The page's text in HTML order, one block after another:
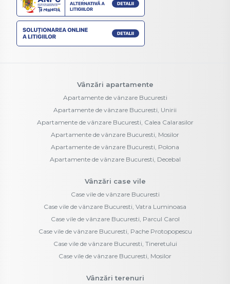
Vânzări apartamente
Apartamente de vânzare Bucuresti
Apartamente de vânzare Bucuresti, Unirii
Apartamente de vânzare Bucuresti, Calea Calarasilor
Apartamente de vânzare Bucuresti, Mosilor
Apartamente de vânzare Bucuresti, Polona
Apartamente de vânzare Bucuresti, Decebal
Vânzări case vile
Case vile de vânzare Bucuresti
Case vile de vânzare Bucuresti, Vatra Luminoasa
Case vile de vânzare Bucuresti, Parcul Carol
Case vile de vânzare Bucuresti, Pache Protopopescu
Case vile de vânzare Bucuresti, Tineretului
Case vile de vânzare Bucuresti, Mosilor
Vânzări terenuri